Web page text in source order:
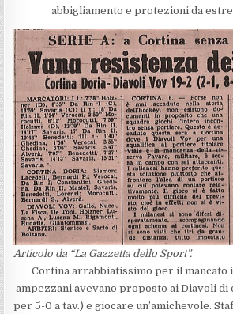
abbigliamento e protezioni da
Articolo da “La Gazzetta dello Sport”.
Cortina arrabbiatissimo per il mancato
ampezzani avevano proposto ai Diavoli
per 5-0 a tav.) e giocare un’amichevole.